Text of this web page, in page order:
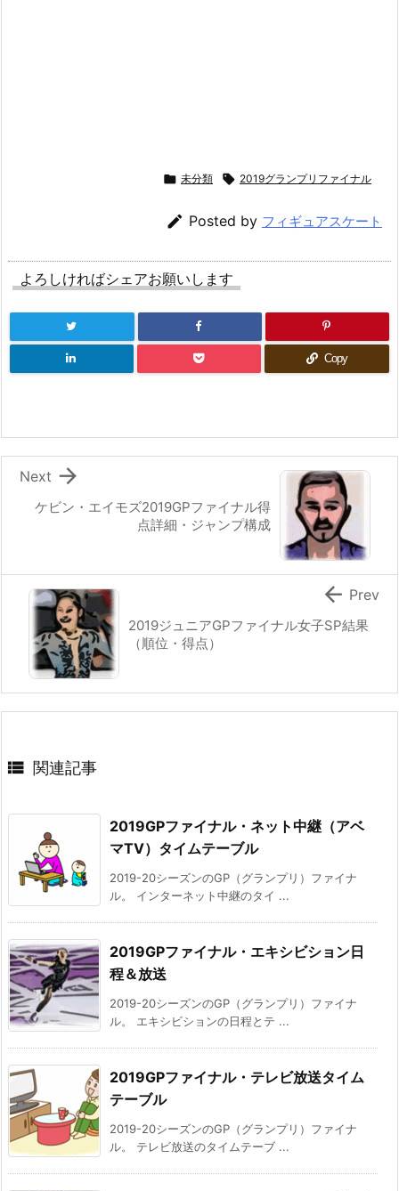
 未分類  2019グランプリファイナル
 Posted by フィギュアスケート
よろしければシェアお願いします
Copy
ケビン・エイモズ2019GPファイナル得
点詳細・ジャンプ構成

Next
2019ジュニアGPファイナル女子SP結果
（順位・得点）
 Prev
 関連記事
2019GPファイナル・ネット中継（アベ
マTV）タイムテーブル
2019-20シーズンのGP（グランプリ）ファイナ
ル。 インターネット中継のタイ ...
2019GPファイナル・エキシビション日
程＆放送
2019-20シーズンのGP（グランプリ）ファイナ
ル。 エキシビションの日程とテ ...
2019GPファイナル・テレビ放送タイム
テーブル
2019-20シーズンのGP（グランプリ）ファイナ
ル。 テレビ放送のタイムテーブ ...